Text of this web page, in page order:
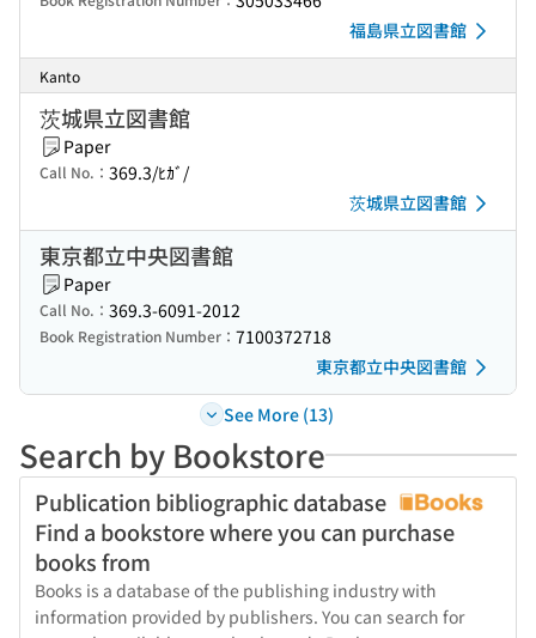
福島県立図書館
Kanto
茨城県立図書館
Paper
Call No.： 369.3/ﾋｶﾞ/
茨城県立図書館
東京都立中央図書館
Paper
Call No.： 369.3-6091-2012
Book Registration Number： 7100372718
東京都立中央図書館
See More (13)
Search by Bookstore
Publication bibliographic database
Find a bookstore where you can purchase
books from
Books is a database of the publishing industry with
information provided by publishers. You can search for